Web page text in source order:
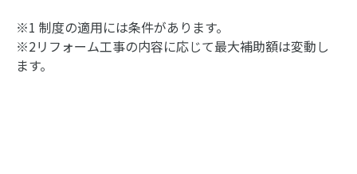
※1 制度の適用には条件があります。
※2リフォーム工事の内容に応じて最大補助額は変動し
ます。